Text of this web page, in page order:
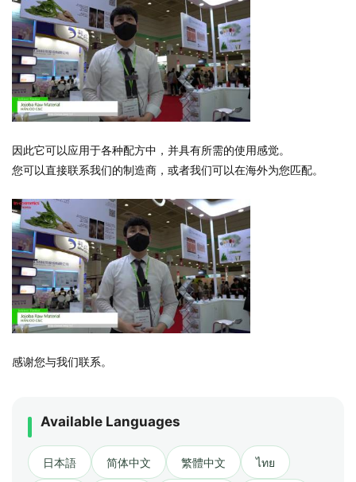
因此它可以应用于各种配方中，并具有所需的使用感觉。
您可以直接联系我们的制造商，或者我们可以在海外为您匹配。
感谢您与我们联系。
Available Languages
日本語 简体中文 繁體中文 ไทย